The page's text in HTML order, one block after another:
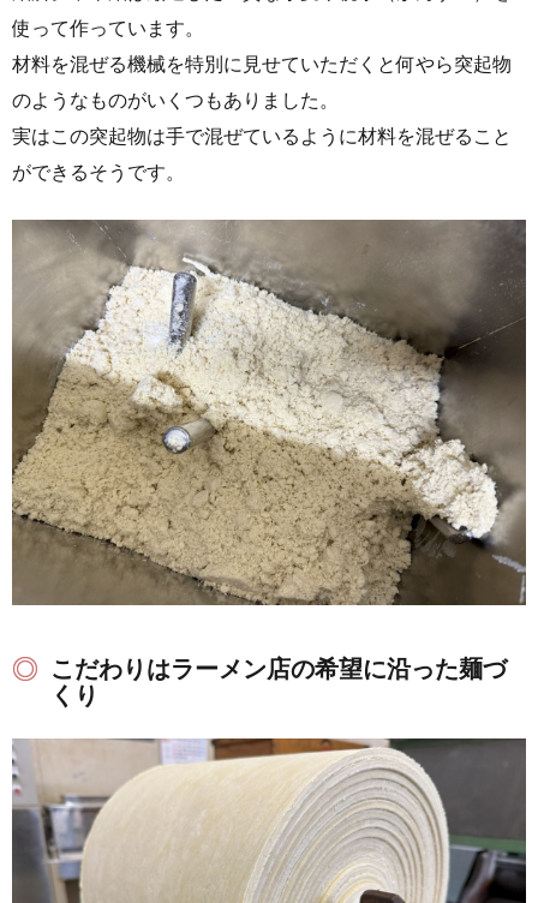
使って作っています。
材料を混ぜる機械を特別に見せていただくと何やら突起物
のようなものがいくつもありました。
実はこの突起物は手で混ぜているように材料を混ぜること
ができるそうです。
こだわりはラーメン店の希望に沿った麺づ
くり